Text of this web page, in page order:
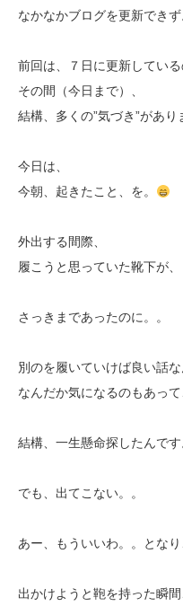
なかなかブログを更新できず
前回は、７日に更新している
その間（今日まで）、
結構、多くの”気づき”があり
今日は、
今朝、起きたこと、を。
外出する間際、
履こうと思っていた靴下が
さっきまであったのに。。
別のを履いていけば良い話な
なんだか気になるのもあって
結構、一生懸命探したんです
でも、出てこない。。
あー、もういいわ。。となり
出かけようと鞄を持った瞬間